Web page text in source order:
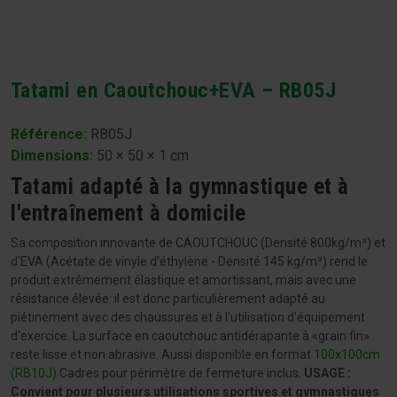
Tatami en Caoutchouc+EVA – RB05J
Référence: RB05J
Dimensions: 50 × 50 × 1 cm
Tatami adapté à la gymnastique et à
l'entraînement à domicile
Sa composition innovante de CAOUTCHOUC (Densité 800kg/m³) et
d'EVA (Acétate de vinyle d'éthylène - Densité 145 kg/m³) rend le
produit extrêmement élastique et amortissant, mais avec une
résistance élevée: il est donc particulièrement adapté au
piétinement avec des chaussures et à l'utilisation d'équipement
d'exercice. La surface en caoutchouc antidérapante à «grain fin»
reste lisse et non abrasive. Aussi disponible en format 100x100cm
(RB10J) Cadres pour périmètre de fermeture inclus. USAGE :
Convient pour plusieurs utilisations sportives et gymnastiques